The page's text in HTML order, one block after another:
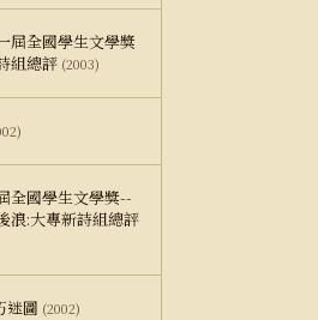
屆全國學生文學獎
組總評 (2003)
全國學生文學獎--
浪:大專新詩組總評
迷圖 (2002)